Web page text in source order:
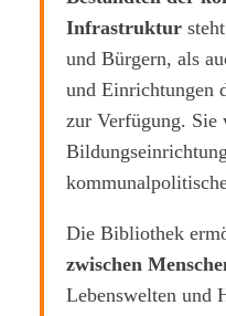
Infrastruktur
und Bürgern, als
und Einrichtungen
zur Verfügung. Sie
Die Bibliothek
zwischen
Lebenswelten und